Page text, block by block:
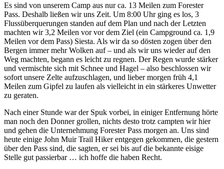
Es sind von unserem Camp aus nur ca. 13 Meilen zum Forester
Pass. Deshalb ließen wir uns Zeit. Um 8:00 Uhr ging es los, 3
Flussüberquerungen standen auf dem Plan und nach der Letzten
machten wir 3,2 Meilen vor vor dem Ziel (ein Campground ca. 1,9
Meilen vor dem Pass) Siesta. Als wir da so dösten zogen über den
Bergen immer mehr Wolken auf – und als wir uns wieder auf den
Weg machten, begann es leicht zu regnen. Der Regen wurde stärker
und vermischte sich mit Schnee und Hagel – also beschlossen wir
sofort unsere Zelte aufzuschlagen, und lieber morgen früh 4,1
Meilen zum Gipfel zu laufen als vielleicht in ein stärkeres Unwetter
zu geraten.
Nach einer Stunde war der Spuk vorbei, in einiger Entfernung hörte
man noch den Donner grollen, nichts desto trotz campten wir hier
und gehen die Unternehmung Forester Pass morgen an. Uns sind
heute einige John Muir Trail Hiker entgegen gekommen, die gestern
über den Pass sind, die sagten, er sei bis auf die bekannte eisige
Stelle gut passierbar … ich hoffe die haben Recht.